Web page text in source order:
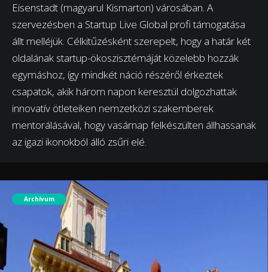
Eisenstadt (magyarul Kismarton) városában. A
szervezésben a Startup Live Global profi támogatása
állt melléjük. Célkitűzésként szerepelt, hogy a határ két
oldalának startup-ökoszisztémáját közelebb hozzák
egymáshoz, így mindkét náció részéről érkeztek
csapatok, akik három napon keresztül dolgozhattak
innovatív ötleteiken nemzetközi szakemberek
mentorálásával, hogy vasárnap felkészülten állhassanak
az igazi ikonokból álló zsűri elé.
Archívum